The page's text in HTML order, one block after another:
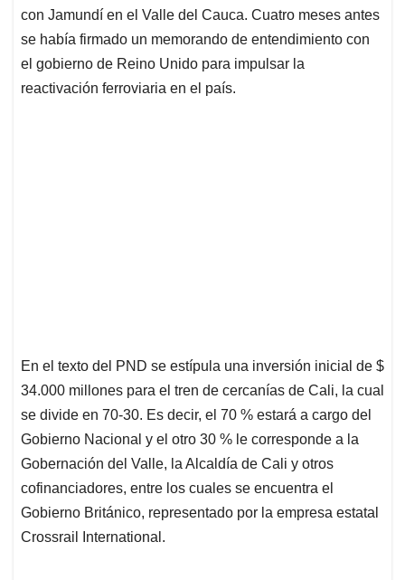
con Jamundí en el Valle del Cauca. Cuatro meses antes
se había firmado un memorando de entendimiento con
el gobierno de Reino Unido para impulsar la
reactivación ferroviaria en el país.
En el texto del PND se estípula una inversión inicial de $
34.000 millones para el tren de cercanías de Cali, la cual
se divide en 70-30. Es decir, el 70 % estará a cargo del
Gobierno Nacional y el otro 30 % le corresponde a la
Gobernación del Valle, la Alcaldía de Cali y otros
cofinanciadores, entre los cuales se encuentra el
Gobierno Británico, representado por la empresa estatal
Crossrail International.